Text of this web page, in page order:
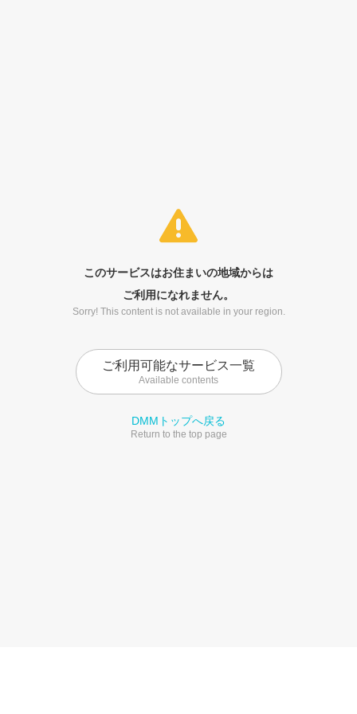
このサービスはお住まいの地域からは
ご利用になれません。
Sorry! This content is not available in your region.
ご利用可能なサービス一覧
Available contents
DMMトップへ戻る
Return to the top page